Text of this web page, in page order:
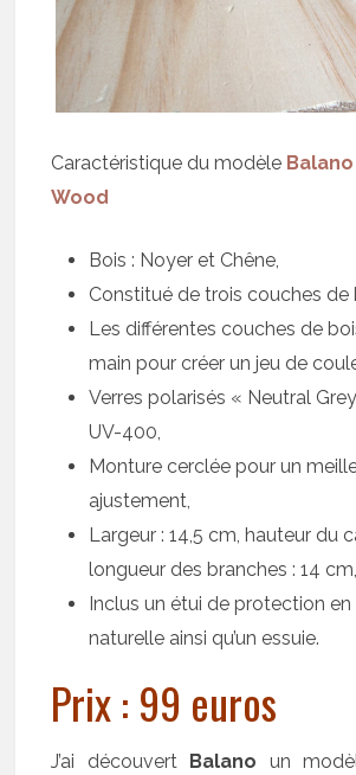
Caractéristique du modèle
Wood
Bois : Noyer et Chêne,
Constitué de trois couches de
Les différentes couches de
main pour créer un jeu de
Verres polarisés « Neutral
UV-400,
Monture cerclée pour un
ajustement,
Largeur : 14,5 cm, hauteur du
longueur des branches : 14 cm,
Inclus un étui de protection
naturelle ainsi qu’un essuie.
Prix : 99 euros
J’ai découvertBalano un